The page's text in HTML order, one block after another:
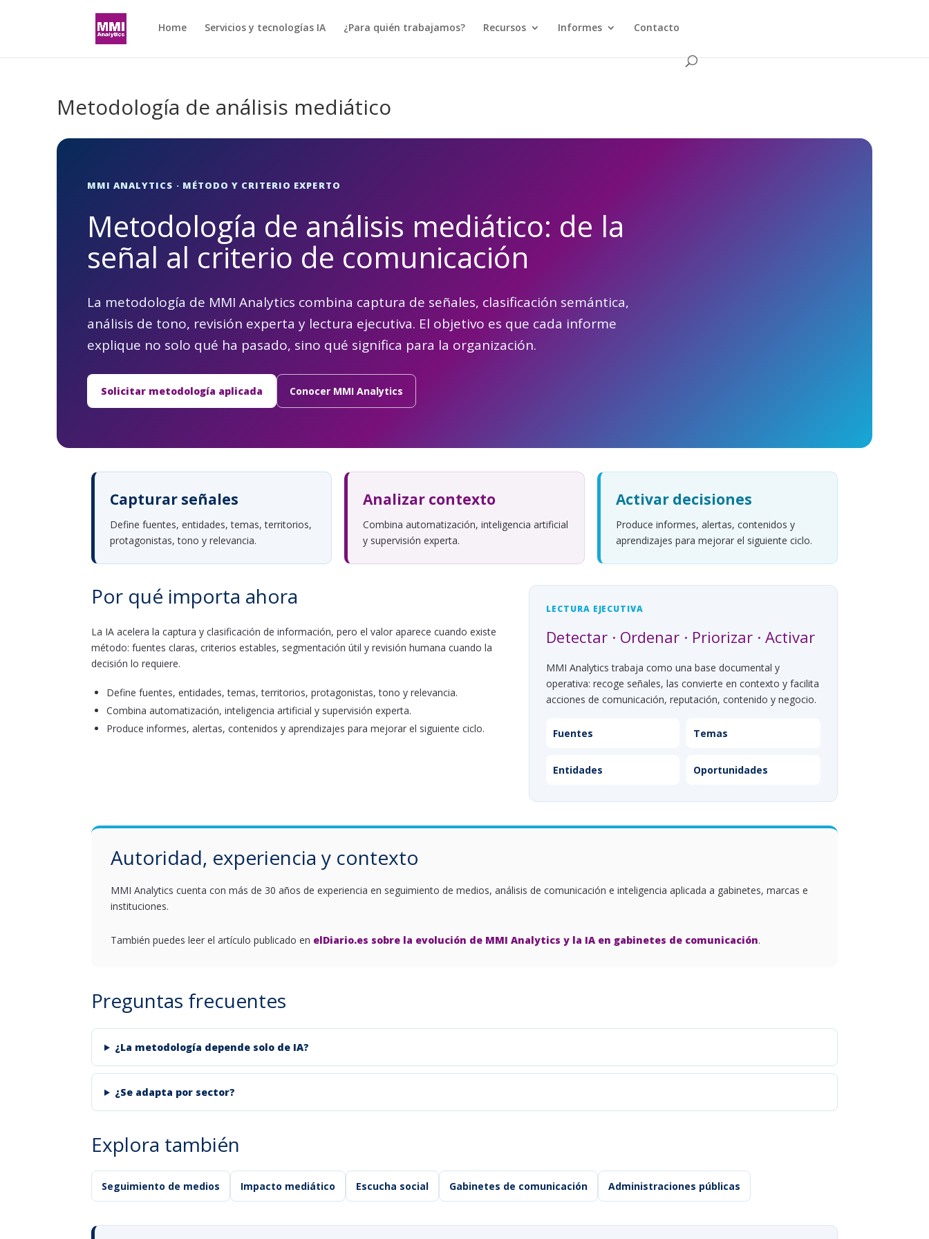
Home Servicios y tecnologías IA ¿Para quién trabajamos? Recursos Informes Contacto
Metodología de análisis mediático
MMI ANALYTICS · MÉTODO Y CRITERIO EXPERTO
Metodología de análisis mediático: de la
señal al criterio de comunicación
La metodología de MMI Analytics combina captura de señales, clasificación semántica,
análisis de tono, revisión experta y lectura ejecutiva. El objetivo es que cada informe
explique no solo qué ha pasado, sino qué significa para la organización.
Solicitar metodología aplicada Conocer MMI Analytics
Capturar señales
Define fuentes, entidades, temas, territorios,
protagonistas, tono y relevancia.
Analizar contexto
Combina automatización, inteligencia artificial
y supervisión experta.
Activar decisiones
Produce informes, alertas, contenidos y
aprendizajes para mejorar el siguiente ciclo.
Por qué importa ahora
La IA acelera la captura y clasificación de información, pero el valor aparece cuando existe
método: fuentes claras, criterios estables, segmentación útil y revisión humana cuando la
decisión lo requiere.
Define fuentes, entidades, temas, territorios, protagonistas, tono y relevancia.
Combina automatización, inteligencia artificial y supervisión experta.
Produce informes, alertas, contenidos y aprendizajes para mejorar el siguiente ciclo.
LECTURA EJECUTIVA
Detectar · Ordenar · Priorizar · Activar
MMI Analytics trabaja como una base documental y
operativa: recoge señales, las convierte en contexto y facilita
acciones de comunicación, reputación, contenido y negocio.
Fuentes Temas
Entidades Oportunidades
Autoridad, experiencia y contexto
MMI Analytics cuenta con más de 30 años de experiencia en seguimiento de medios, análisis de comunicación e inteligencia aplicada a gabinetes, marcas e
instituciones.
También puedes leer el artículo publicado en elDiario.es sobre la evolución de MMI Analytics y la IA en gabinetes de comunicación.
Preguntas frecuentes
¿La metodología depende solo de IA?
¿Se adapta por sector?
Explora también
Seguimiento de medios Impacto mediático Escucha social Gabinetes de comunicación Administraciones públicas